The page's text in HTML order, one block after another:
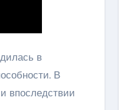
в
В
впоследствии